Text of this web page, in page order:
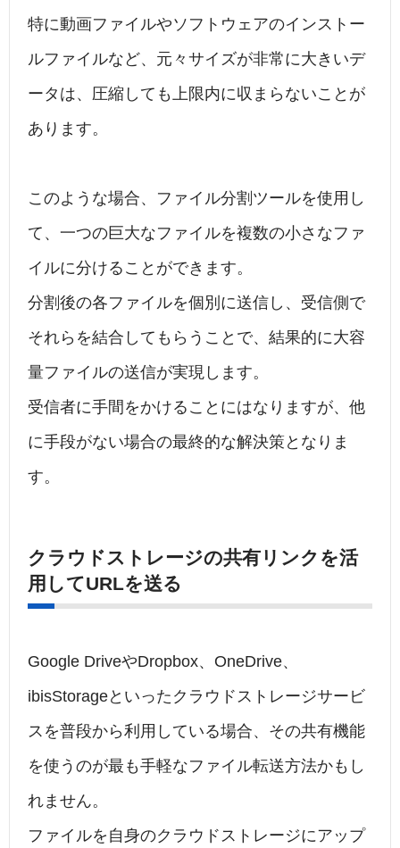
特に動画ファイルやソフトウェアのインストー
ルファイルなど、元々サイズが非常に大きいデ
ータは、圧縮しても上限内に収まらないことが
あります。
このような場合、ファイル分割ツールを使用し
て、一つの巨大なファイルを複数の小さなファ
イルに分けることができます。
分割後の各ファイルを個別に送信し、受信側で
それらを結合してもらうことで、結果的に大容
量ファイルの送信が実現します。
受信者に手間をかけることにはなりますが、他
に手段がない場合の最終的な解決策となりま
す。
クラウドストレージの共有リンクを活
用してURLを送る
Google DriveやDropbox、OneDrive、
ibisStorageといったクラウドストレージサービ
スを普段から利用している場合、その共有機能
を使うのが最も手軽なファイル転送方法かもし
れません。
ファイルを自身のクラウドストレージにアップ